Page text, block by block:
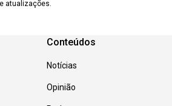
atualizações.
Conteúdos
Notícias
Opinião